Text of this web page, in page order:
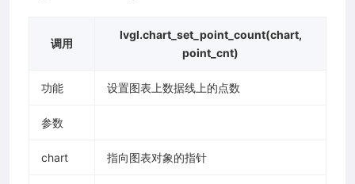
调用
lvgl.chart_set_point_count(chart,
point_cnt)
功能 设置图表上数据线上的点数
参数
chart 指向图表对象的指针